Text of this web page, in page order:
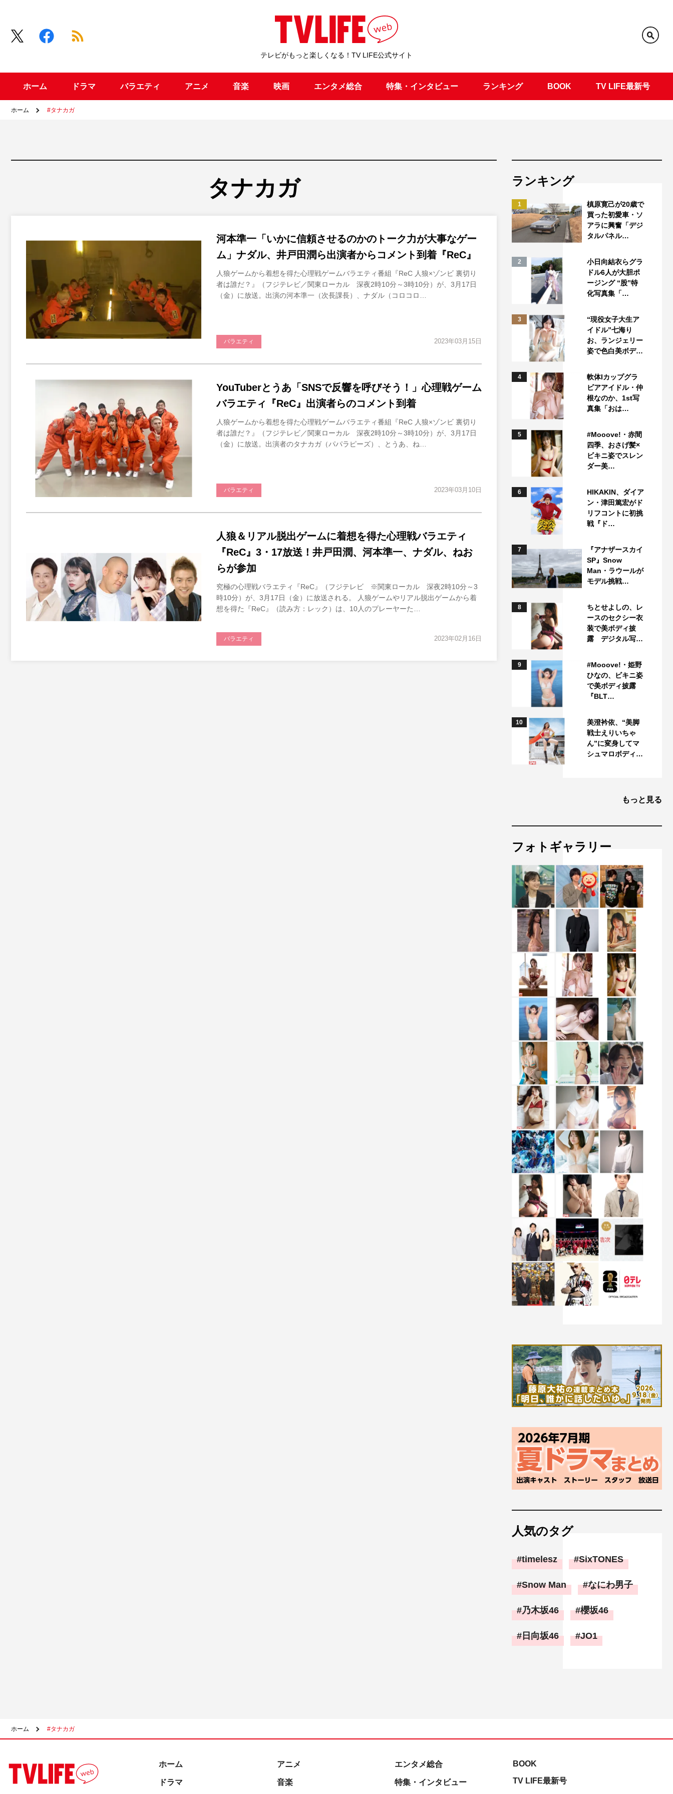
テレビがもっと楽しくなる！TV LIFE公式サイト
ホーム ドラマ バラエティ アニメ 音楽 映画 エンタメ総合 特集・インタビュー ランキング BOOK TV LIFE最新号
ホーム #タナカガ
タナカガ
河本準一「いかに信頼させるのかのトーク力が大事なゲー
ム」ナダル、井戸田潤ら出演者からコメント到着『ReC』
人狼ゲームから着想を得た心理戦ゲームバラエティ番組『ReC 人狼×ゾンビ 裏切り
者は誰だ？』（フジテレビ／関東ローカル 深夜2時10分～3時10分）が、3月17日
（金）に放送。出演の河本準一（次長課長）、ナダル（コロコロ…
2023年03月15日
バラエティ
YouTuberとうあ「SNSで反響を呼びそう！」心理戦ゲーム
バラエティ『ReC』出演者らのコメント到着
人狼ゲームから着想を得た心理戦ゲームバラエティ番組『ReC 人狼×ゾンビ 裏切り
者は誰だ？』（フジテレビ／関東ローカル 深夜2時10分～3時10分）が、3月17日
（金）に放送。出演者のタナカガ（パパラピーズ）、とうあ、ね…
2023年03月10日
バラエティ
人狼＆リアル脱出ゲームに着想を得た心理戦バラエティ
『ReC』3・17放送！井戸田潤、河本準一、ナダル、ねお
らが参加
究極の心理戦バラエティ『ReC』（フジテレビ ※関東ローカル 深夜2時10分～3
時10分）が、3月17日（金）に放送される。 人狼ゲームやリアル脱出ゲームから着
想を得た『ReC』（読み方：レック）は、10人のプレーヤーた…
2023年02月16日
バラエティ
ランキング
1
槙原寛己が20歳で
買った初愛車・ソ
アラに興奮「デジ
タルパネル…
2
小日向結衣らグラ
ドル6人が大胆ポ
ージング “股”特
化写真集「…
3
“現役女子大生ア
イドル”七海り
お、ランジェリー
姿で色白美ボデ…
4
軟体Iカップグラ
ビアアイドル・仲
根なのか、1st写
真集「おは…
5
#Mooove!・赤間
四季、おさげ髪×
ビキニ姿でスレン
ダー美…
6
HIKAKIN、ダイア
ン・津田篤宏がド
リフコントに初挑
戦『ド…
7
『アナザースカイ
SP』Snow
Man・ラウールが
モデル挑戦…
8
ちとせよしの、レ
ースのセクシー衣
装で美ボディ披
露 デジタル写…
9
#Mooove!・姫野
ひなの、ビキニ姿
で美ボディ披露
『BLT…
10
美澄衿依、“美脚
戦士えりいちゃ
ん”に変身してマ
シュマロボディ…
もっと見る
フォトギャラリー
人気のタグ
timelesz SixTONES
Snow Man なにわ男子
乃木坂46 櫻坂46
日向坂46 JO1
ホーム #タナカガ
ホーム
ドラマ
アニメ
音楽
エンタメ総合
特集・インタビュー
BOOK
TV LIFE最新号